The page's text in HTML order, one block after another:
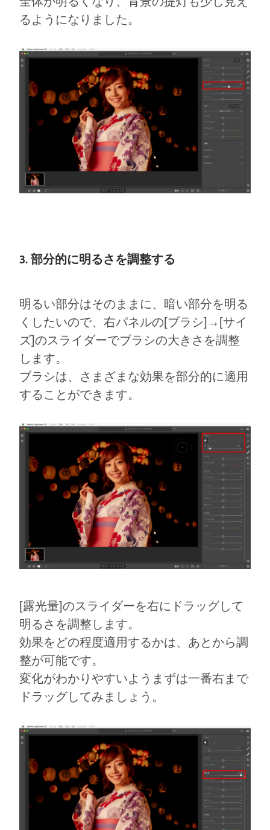
るようになりました。
3. 部分的に明るさを調整する
明るい部分はそのままに、暗い部分を明る
くしたいので、右パネルの[ブラシ]→[サイ
ズ]のスライダーでブラシの大きさを調整
します。
ブラシは、さまざまな効果を部分的に適用
することができます。
[露光量]のスライダーを右にドラッグして
明るさを調整します。
効果をどの程度適用するかは、あとから調
整が可能です。
変化がわかりやすいようまずは一番右まで
ドラッグしてみましょう。